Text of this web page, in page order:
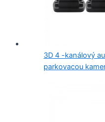
3D 4 -kanálový
parkovacou